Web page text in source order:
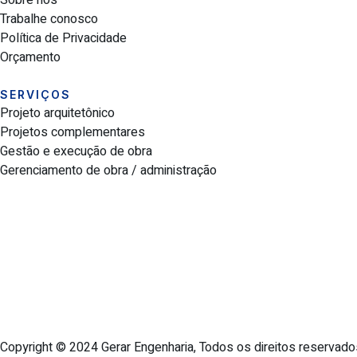
Trabalhe conosco
Política de Privacidade
Orçamento
SERVIÇOS
Projeto arquitetônico
Projetos complementares
Gestão e execução de obra
Gerenciamento de obra / administração
Copyright © 2024 Gerar Engenharia, Todos os direitos